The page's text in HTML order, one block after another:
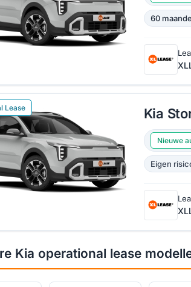
60
Lease Kia
Nieuwe
Eigen
Kia operational lease
lease
Kia EV2 operational
lease
Kia EV3